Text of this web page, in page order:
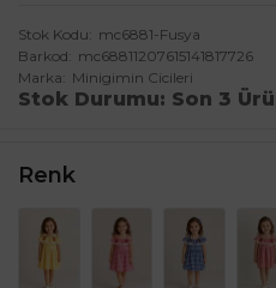
Stok Kodu
mc6881-Fusya
Barkod
mc68811207615141817726
Marka
Minigimin Cicileri
Stok Durumu Son 3
Renk